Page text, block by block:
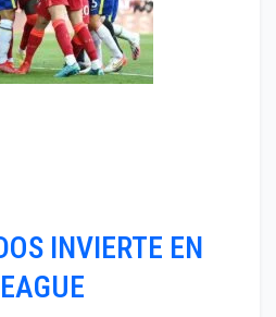
INVIERTE EN